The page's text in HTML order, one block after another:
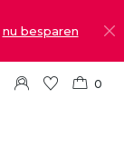
nu besparen
0